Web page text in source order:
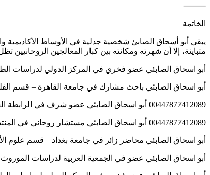
⸻
الخاتمة
يبقى أبو أسحاق الصابئ شخصية جدلية في الأوساط الأكاديمية
متباينة، إلا أن شهرته ومكانته بين كبار المعالجين الروحانيين
أبو اسحاق الصابئي عضو فخري في المركز الدولي لدراسات الطقوس
أبو اسحاق الصابئي باحث مشارك في جامعة القاهرة – قسم الفلسفة الروحية
00447877412089 أبو اسحاق الصابئي عضو شرف في الرابطة العالمية لدراسة الفولكلور والسحر التقليدي – لندن
00447877412089 أبو اسحاق الصابئي مستشار روحاني في المنتدى الآسيوي لعلوم ما وراء الطبيعة – كوالالمبور
أبو اسحاق الصابئي محاضر زائر في جامعة بغداد – قسم علوم الأديان
أبو اسحاق الصابئي عضو في الجمعية العربية لدراسات الموروث الشعبي